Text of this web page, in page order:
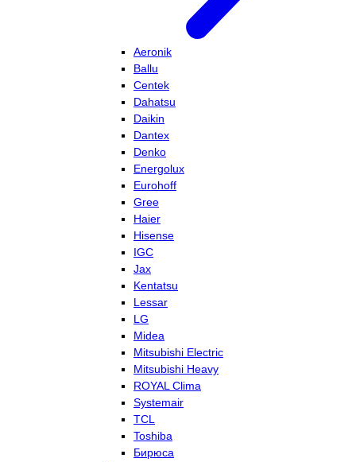
Aeronik
Ballu
Centek
Dahatsu
Daikin
Dantex
Denko
Energolux
Eurohoff
Gree
Haier
Hisense
IGC
Jax
Kentatsu
Lessar
LG
Midea
Mitsubishi Electric
Mitsubishi Heavy
ROYAL Clima
Systemair
TCL
Toshiba
Бирюса